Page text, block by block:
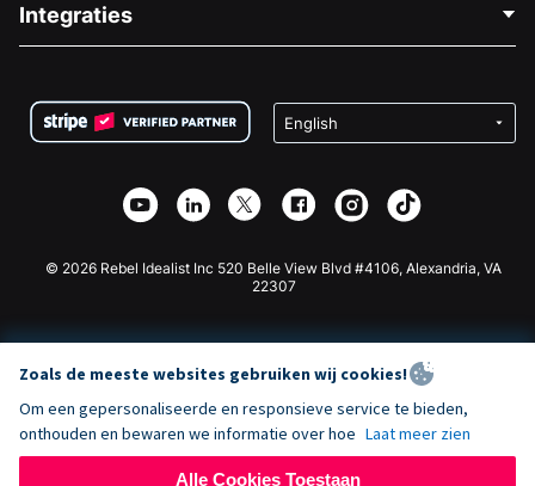
Vacatures
Privacy
Affiliate Partnerschap
Medische Fondsenwerving
Goede Doelen Fondsenwerving
Integraties
Wix Donatie Plugin
Webflow Donatie App
Joomla Donatie
© 2026 Rebel Idealist Inc 520 Belle View Blvd #4106, Alexandria, VA
22307
Zoals de meeste websites gebruiken wij cookies!
Om een gepersonaliseerde en responsieve service te bieden,
onthouden en bewaren we informatie over hoe Laat meer zien
Alle Cookies Toestaan